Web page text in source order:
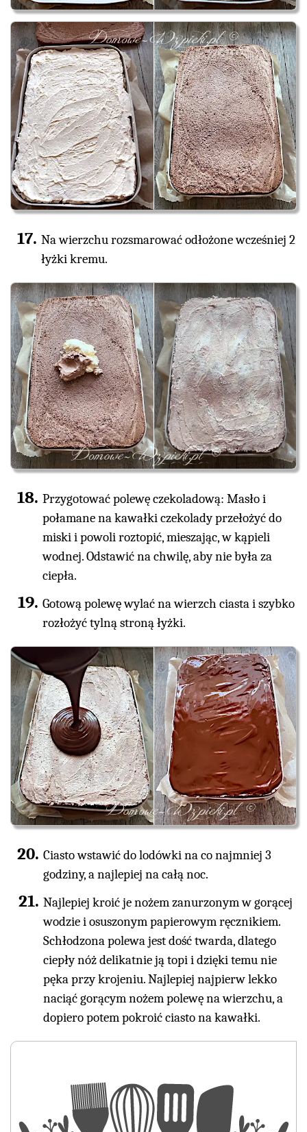
Na wierzchu rozsmarować odłożone wcześniej 2
łyżki kremu.
Przygotować polewę czekoladową: Masło i
połamane na kawałki czekolady przełożyć do
miski i powoli roztopić, mieszając, w kąpieli
wodnej. Odstawić na chwilę, aby nie była za
ciepła.
Gotową polewę wylać na wierzch ciasta i szybko
rozłożyć tylną stroną łyżki.
Ciasto wstawić do lodówki na co najmniej 3
godziny, a najlepiej na całą noc.
Najlepiej kroić je nożem zanurzonym w gorącej
wodzie i osuszonym papierowym ręcznikiem.
Schłodzona polewa jest dość twarda, dlatego
ciepły nóż delikatnie ją topi i dzięki temu nie
pęka przy krojeniu. Najlepiej najpierw lekko
naciąć gorącym nożem polewę na wierzchu, a
dopiero potem pokroić ciasto na kawałki.